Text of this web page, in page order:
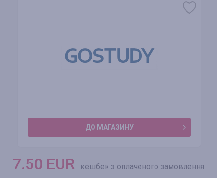
ДО МАГАЗИНУ
7.50 EUR кешбек з оплаченого замовлення